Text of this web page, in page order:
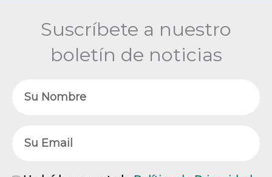
Suscríbete a nuestro
boletín de noticias